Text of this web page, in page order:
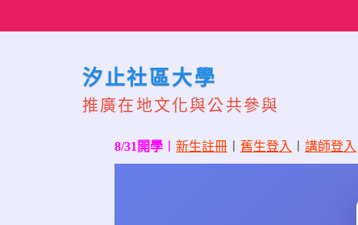
汐止社區大學
推廣在地文化與公共參與
8/31開學 新生註冊 舊生登入 講師登入